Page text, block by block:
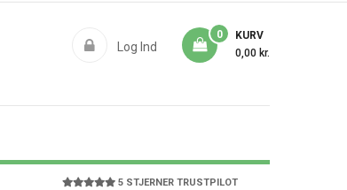
Log Ind
KURV
0
0,00 kr.
5 STJERNER TRUSTPILOT